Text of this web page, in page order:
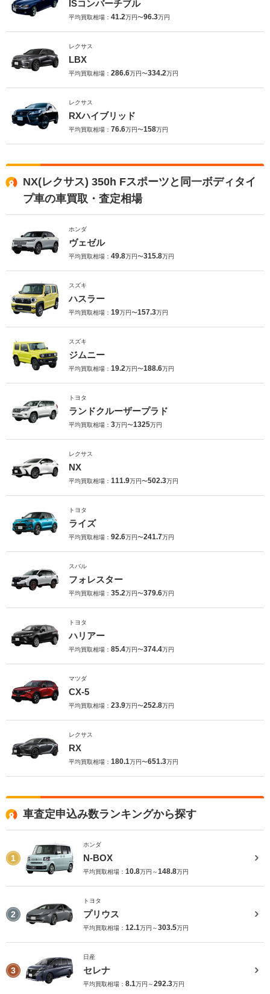
ISコンバーチブル
平均買取相場： 41.2万円〜96.3万円
レクサス
LBX
平均買取相場： 286.6万円〜334.2万円
レクサス
RXハイブリッド
平均買取相場： 76.6万円〜158万円
NX(レクサス) 350h Fスポーツと同一ボディタイ
プ車の車買取・査定相場
ホンダ
ヴェゼル
平均買取相場： 49.8万円〜315.8万円
スズキ
ハスラー
平均買取相場： 19万円〜157.3万円
スズキ
ジムニー
平均買取相場： 19.2万円〜188.6万円
トヨタ
ランドクルーザープラド
平均買取相場： 3万円〜1325万円
レクサス
NX
平均買取相場： 111.9万円〜502.3万円
トヨタ
ライズ
平均買取相場： 92.6万円〜241.7万円
スバル
フォレスター
平均買取相場： 35.2万円〜379.6万円
トヨタ
ハリアー
平均買取相場： 85.4万円〜374.4万円
マツダ
CX-5
平均買取相場： 23.9万円〜252.8万円
レクサス
RX
平均買取相場： 180.1万円〜651.3万円
車査定申込み数ランキングから探す
1
ホンダ
N-BOX
平均買取相場： 10.8万円～148.8万円
2
トヨタ
プリウス
平均買取相場： 12.1万円～303.5万円
3
日産
セレナ
平均買取相場： 8.1万円～292.3万円